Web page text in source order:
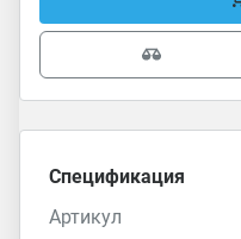
Спецификация
Артикул